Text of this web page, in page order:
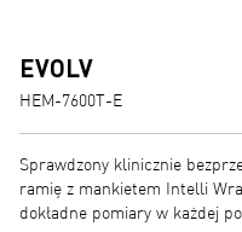
EVOLV
HEM-7600T-E
Sprawdzony klinicznie
ramię z mankietem Intelli
dokładne pomiary w każdej